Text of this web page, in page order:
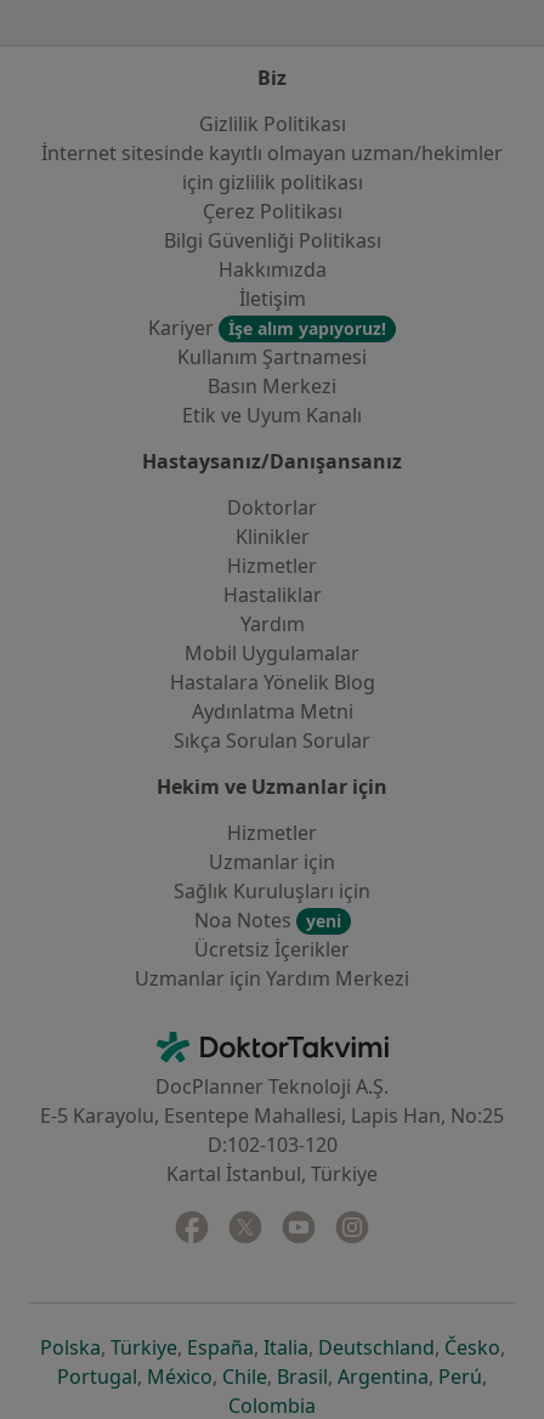
Biz
Gizlilik Politikası
İnternet sitesinde kayıtlı olmayan uzman/hekimler
i̇çin gizlilik politikası
Çerez Politikası
Bilgi Güvenliği Politikası
Hakkımızda
İletişim
Kariyer
İşe alım yapıyoruz!
Kullanım Şartnamesi
Basın Merkezi
Etik ve Uyum Kanalı
Hastaysanız/Danışansanız
Doktorlar
Klinikler
Hizmetler
Hastaliklar
Yardım
Mobil Uygulamalar
Hastalara Yönelik Blog
Aydınlatma Metni
Sıkça Sorulan Sorular
Hekim ve Uzmanlar için
Hizmetler
Uzmanlar için
Sağlık Kuruluşları için
Noa Notes
yeni
Ücretsiz İçerikler
Uzmanlar için Yardım Merkezi
DoktorTakvimi - Ana Sayfa
DocPlanner Teknoloji A.Ş.
E-5 Karayolu, Esentepe Mahallesi, Lapis Han, No:25
D:102-103-120
Kartal İstanbul, Türkiye
Facebook
yeni bir sekmede açılır
Twitter
yeni bir sekmede açılır
Youtube
yeni bir sekmede açılır
Polskayeni bir sekmede açılır
, Türkiyeyeni bir sekmede açılır
, Españayeni bir sekmede açılır
, Italiayeni bir sekmede açılır
, Deutschlandyeni bir
, Českoyeni
,
Portugalyeni bir sekmede açılır
, Méxicoyeni bir sekmede açılır
, Chileyeni bir sekmede açılır
, Brasilyeni bir sekmede açılır
, Argentinayeni bir
, Perúyeni
,
Colombia